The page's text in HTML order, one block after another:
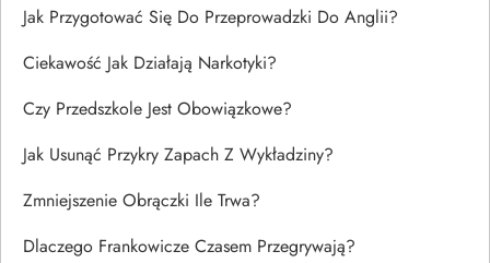
Jak Przygotować Się Do Przeprowadzki Do Anglii?
Ciekawość Jak Działają Narkotyki?
Czy Przedszkole Jest Obowiązkowe?
Jak Usunąć Przykry Zapach Z Wykładziny?
Zmniejszenie Obrączki Ile Trwa?
Dlaczego Frankowicze Czasem Przegrywają?